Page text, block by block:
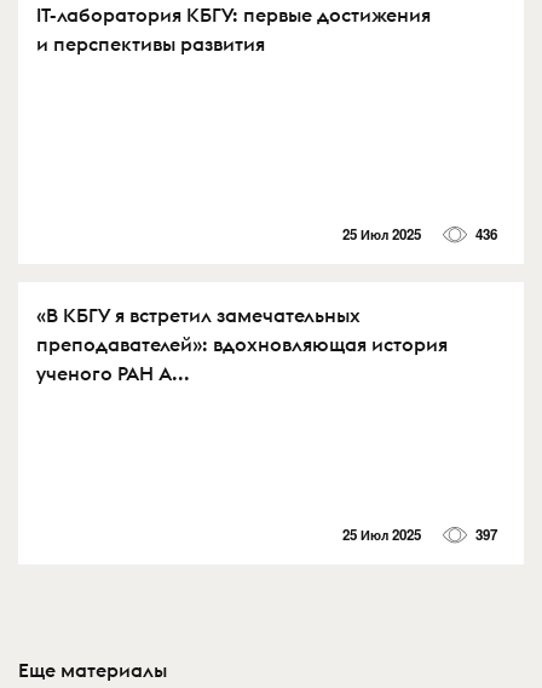
IT-лаборатория КБГУ: первые достижения
и перспективы развития
25 Июл 2025 436
«В КБГУ я встретил замечательных
преподавателей»: вдохновляющая история
ученого РАН А...
25 Июл 2025 397
Еще материалы